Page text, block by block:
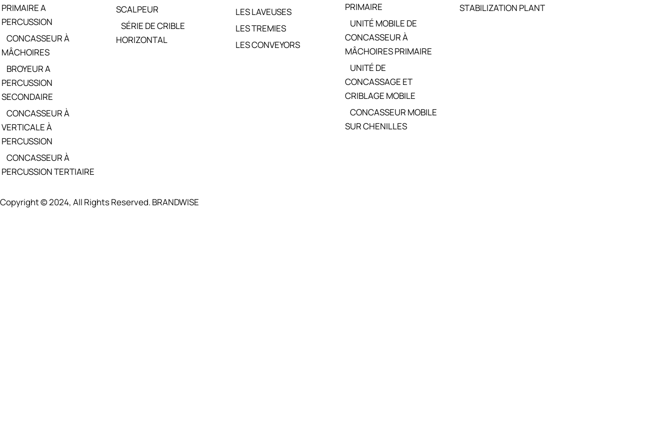
PRIMAIRE A
PERCUSSION
CONCASSEUR À
MÂCHOIRES
BROYEUR A
PERCUSSION
SECONDAIRE
CONCASSEUR À
VERTICALE À
PERCUSSION
CONCASSEUR À
PERCUSSION TERTIAIRE
SCALPEUR
SÉRIE DE CRIBLE
HORIZONTAL
LES LAVEUSES
LES TREMIES
LES CONVEYORS
PRIMAIRE
UNITÉ MOBILE DE
CONCASSEUR À
MÂCHOIRES PRIMAIRE
UNITÉ DE
CONCASSAGE ET
CRIBLAGE MOBILE
CONCASSEUR MOBILE
SUR CHENILLES
STABILIZATION PLANT
Copyright © 2024, All Rights Reserved. BRANDWISE